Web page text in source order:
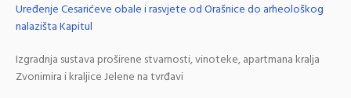
Uređenje Cesarićeve obale i rasvjete od Orašnice do arheološkog
nalazišta Kapitul
Izgradnja sustava proširene stvarnosti, vinoteke, apartmana kralja
Zvonimira i kraljice Jelene na tvrđavi